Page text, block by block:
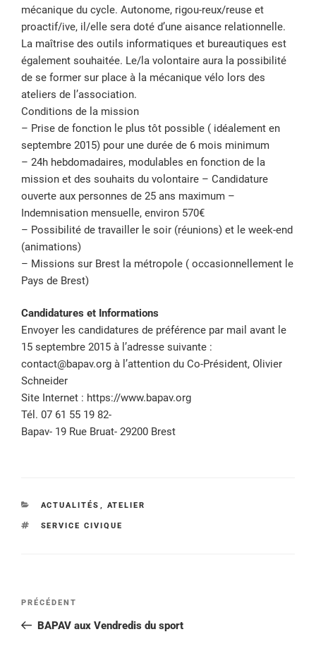
mécanique du cycle. Autonome, rigou-reux/reuse et
proactif/ive, il/elle sera doté d’une aisance relationnelle.
La maîtrise des outils informatiques et bureautiques est
également souhaitée. Le/la volontaire aura la possibilité
de se former sur place à la mécanique vélo lors des
ateliers de l’association.
Conditions de la mission
– Prise de fonction le plus tôt possible ( idéalement en
septembre 2015) pour une durée de 6 mois minimum
– 24h hebdomadaires, modulables en fonction de la
mission et des souhaits du volontaire – Candidature
ouverte aux personnes de 25 ans maximum –
Indemnisation mensuelle, environ 570€
– Possibilité de travailler le soir (réunions) et le week-end
(animations)
– Missions sur Brest la métropole ( occasionnellement le
Pays de Brest)
Candidatures et Informations
Envoyer les candidatures de préférence par mail avant le
15 septembre 2015 à l’adresse suivante :
contact@bapav.org à l’attention du Co-Président, Olivier
Schneider
Site Internet : https://www.bapav.org
Tél. 07 61 55 19 82-
Bapav- 19 Rue Bruat- 29200 Brest
CATÉGORIES
ACTUALITÉS ATELIER
ÉTIQUETTES
SERVICE CIVIQUE
Navigation
Article
précédent
PRÉCÉDENT
BAPAV aux Vendredis du sport